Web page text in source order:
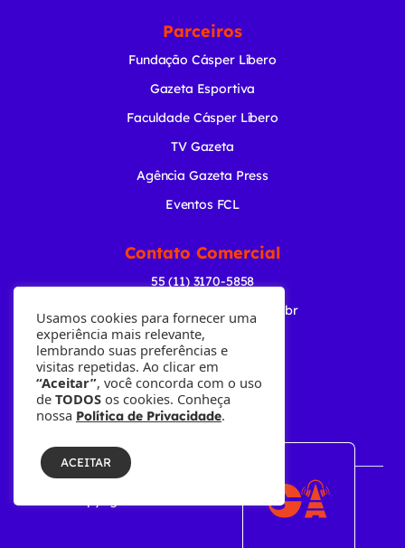
Parceiros
Fundação Cásper Líbero
Gazeta Esportiva
Faculdade Cásper Líbero
TV Gazeta
Agência Gazeta Press
Eventos FCL
Contato Comercial
55 (11) 3170-5858
comercial@radiogazeta.com.br
Baixe nosso APP
© Copyright 2001-2026 • Fundação Cásper Líbero.
Usamos cookies para fornecer uma
experiência mais relevante,
lembrando suas preferências e
visitas repetidas. Ao clicar em
“Aceitar”, você concorda com o uso
de TODOS os cookies. Conheça
nossa Política de Privacidade.
ACEITAR